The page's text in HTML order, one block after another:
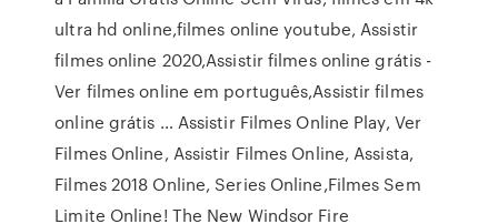
ultra hd online,filmes online youtube, Assistir
filmes online 2020,Assistir filmes online grátis -
Ver filmes online em português,Assistir filmes
online grátis … Assistir Filmes Online Play, Ver
Filmes Online, Assistir Filmes Online, Assista,
Filmes 2018 Online, Series Online,Filmes Sem
Limite Online! The New Windsor Fire